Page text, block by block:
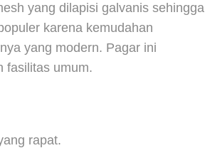
yang dilapisi galvanis sehingga
karena kemudahan
yang modern. Pagar ini
fasilitas umum.
rapat.